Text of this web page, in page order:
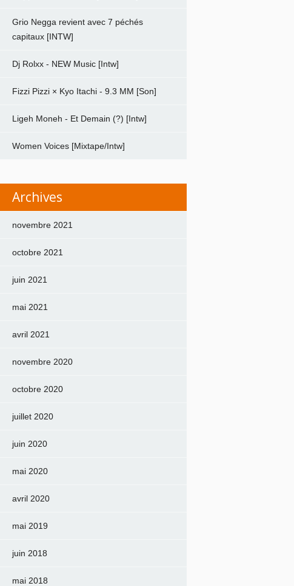
Grio Negga revient avec 7 péchés
capitaux [INTW]
Dj Rolxx - NEW Music [Intw]
Fizzi Pizzi × Kyo Itachi - 9.3 MM [Son]
Ligeh Moneh - Et Demain (?) [Intw]
Women Voices [Mixtape/Intw]
Archives
novembre 2021
octobre 2021
juin 2021
mai 2021
avril 2021
novembre 2020
octobre 2020
juillet 2020
juin 2020
mai 2020
avril 2020
mai 2019
juin 2018
mai 2018